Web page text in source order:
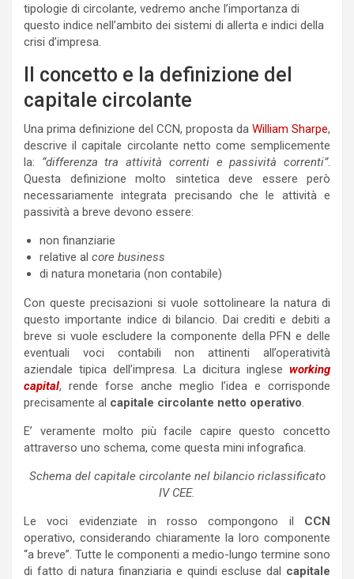
tipologie di circolante, vedremo anche l’importanza di
questo indice nell’ambito dei sistemi di allerta e indici della
crisi d’impresa.
Il concetto e la definizione del
capitale circolante
Una prima definizione del CCN, proposta da William Sharpe,
descrive il capitale circolante netto come semplicemente
la: “differenza tra attività correnti e passività correnti”.
Questa definizione molto sintetica deve essere però
necessariamente integrata precisando che le attività e
passività a breve devono essere:
non finanziarie
relative al core business
di natura monetaria (non contabile)
Con queste precisazioni si vuole sottolineare la natura di
questo importante indice di bilancio. Dai crediti e debiti a
breve si vuole escludere la componente della PFN e delle
eventuali voci contabili non attinenti all’operatività
aziendale tipica dell’impresa. La dicitura inglese working
capital, rende forse anche meglio l’idea e corrisponde
precisamente al capitale circolante netto operativo.
E’ veramente molto più facile capire questo concetto
attraverso uno schema, come questa mini infografica.
Schema del capitale circolante nel bilancio riclassificato
IV CEE.
Le voci evidenziate in rosso compongono il CCN
operativo, considerando chiaramente la loro componente
“a breve”. Tutte le componenti a medio-lungo termine sono
di fatto di natura finanziaria e quindi escluse dal capitale